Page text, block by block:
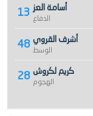
13 أسامة العز
الدفاع
48 أشرف القروي
الوسط
28 كريم لكروش
الهجوم